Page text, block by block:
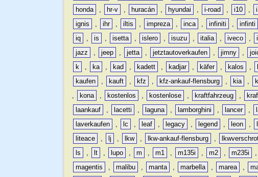
honda
, hr-v , huracán , hyundai , i-road , i10 ,
ignis
, ihr , iltis , impreza , inca , infiniti , infinti
iq
, is , isetta , islero , isuzu , italia , iveco ,
jazz
, jeep , jetta , jetztautoverkaufen , jimny ,
k
, ka , kad , kadett , kadjar , käfer , kalos ,
kaufen
, kauft , kfz , kfz-ankauf-flensburg , kia ,
,
kona , kostenlos , kostenlose , kraftfahrzeug ,
laankauf
, lacetti , laguna , lamborghini , lancer ,
laverkaufen
, lc , leaf , legacy , legend , leon ,
liteace
, lj , lkw , lkw-ankauf-flensburg ,
ls
, lt , lupo , m , m1 , m135i , m2 , m235i ,
magentis
, malibu , manta , marbella , marea ,